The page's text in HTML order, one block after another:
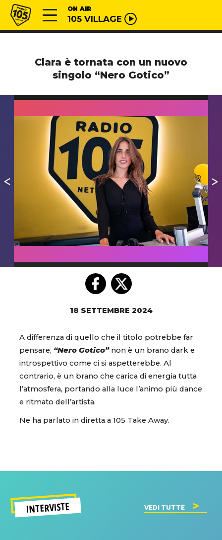
Vai al contenuto
Radio 105 ON AIR
105 VILLAGE
Clara è tornata con un nuovo
singolo “Nero Gotico”
18 SETTEMBRE 2024
A differenza di quello che il titolo potrebbe far
pensare, “Nero Gotico” non è un brano dark e
introspettivo come ci si aspetterebbe. Al
contrario, è un brano che carica di energia tutta
l’atmosfera, portando alla luce l’animo più dance
e ritmato dell’artista.
Ne ha parlato in diretta a 105 Take Away.
INTERVISTE VEDI TUTTE